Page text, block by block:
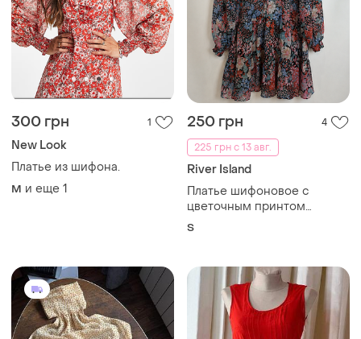
300 грн 1
New Look
Платье из шифона.
M и еще 1
250 грн
4
225 грн с 13 авг.
River Island
Платье шифоновое с
цветочным принтом
длинный рукав
S